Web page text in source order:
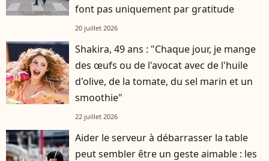
font pas uniquement par gratitude
20 juillet 2026
Shakira, 49 ans : "Chaque jour, je mange
des œufs ou de l'avocat avec de l'huile
d'olive, de la tomate, du sel marin et un
smoothie"
22 juillet 2026
Aider le serveur à débarrasser la table
peut sembler être un geste aimable : les